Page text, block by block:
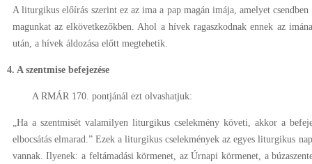
A liturgikus előírás szerint ez az ima a pap magán imája, amelyet
magunkat az elkövetkezőkben. Ahol a hívek ragaszkodnak ennek az
után, a hívek áldozása előtt megtehetik.
4. A szentmise befejezése
A RMÁR 170. pontjánál ezt olvashatjuk:
„Ha a szentmisét valamilyen liturgikus cselekmény követi, akkor a
elbocsátás elmarad.” Ezek a liturgikus cselekmények az egyes liturgikus
vannak. Ilyenek: a feltámadási körmenet, az Úrnapi körmenet, a